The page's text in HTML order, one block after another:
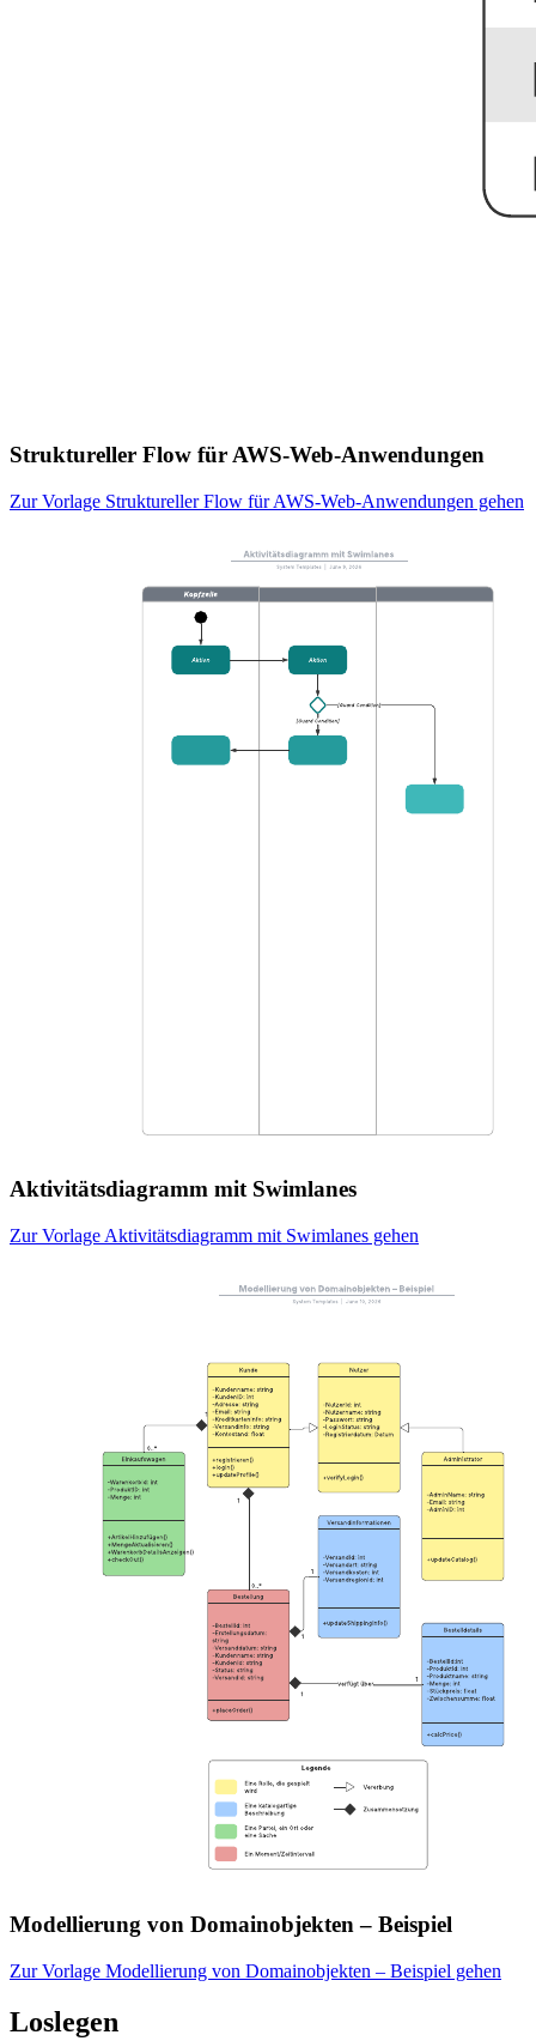
Struktureller Flow für AWS-Web-Anwendungen
Zur Vorlage Struktureller Flow für AWS-Web-Anwendungen gehen
Aktivitätsdiagramm mit Swimlanes
Zur Vorlage Aktivitätsdiagramm mit Swimlanes gehen
Modellierung von Domainobjekten – Beispiel
Zur Vorlage Modellierung von Domainobjekten – Beispiel gehen
Loslegen